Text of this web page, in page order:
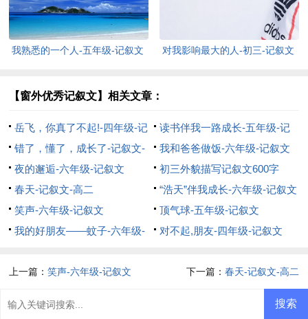
我熟悉的一个人-五年级-记叙文 对我影响最大的人-初三-记叙文
【窗外优秀记叙文】相关文章：
岳飞，你真了不起!-四年级-记
叙文
读书伴我一路成长-五年级-记
叙文
错了，懂了，成长了-记叙文-
高一
我和爸爸做饭-六年级-记叙文
夜的邂逅-六年级-记叙文
初三外貌描写记叙文600字
春天-记叙文-高二
“浩天”伴我成长-六年级-记叙文
笑声-六年级-记叙文
顶气球-五年级-记叙文
我的好朋友——蚊子-六年级-
对不起,朋友-四年级-记叙文
上一篇：笑声-六年级-记叙文 下一篇： 春天-记叙文-高二